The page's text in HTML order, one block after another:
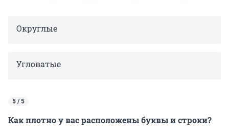
Округлые
Угловатые
5 / 5
Как плотно у вас расположены буквы и строки?